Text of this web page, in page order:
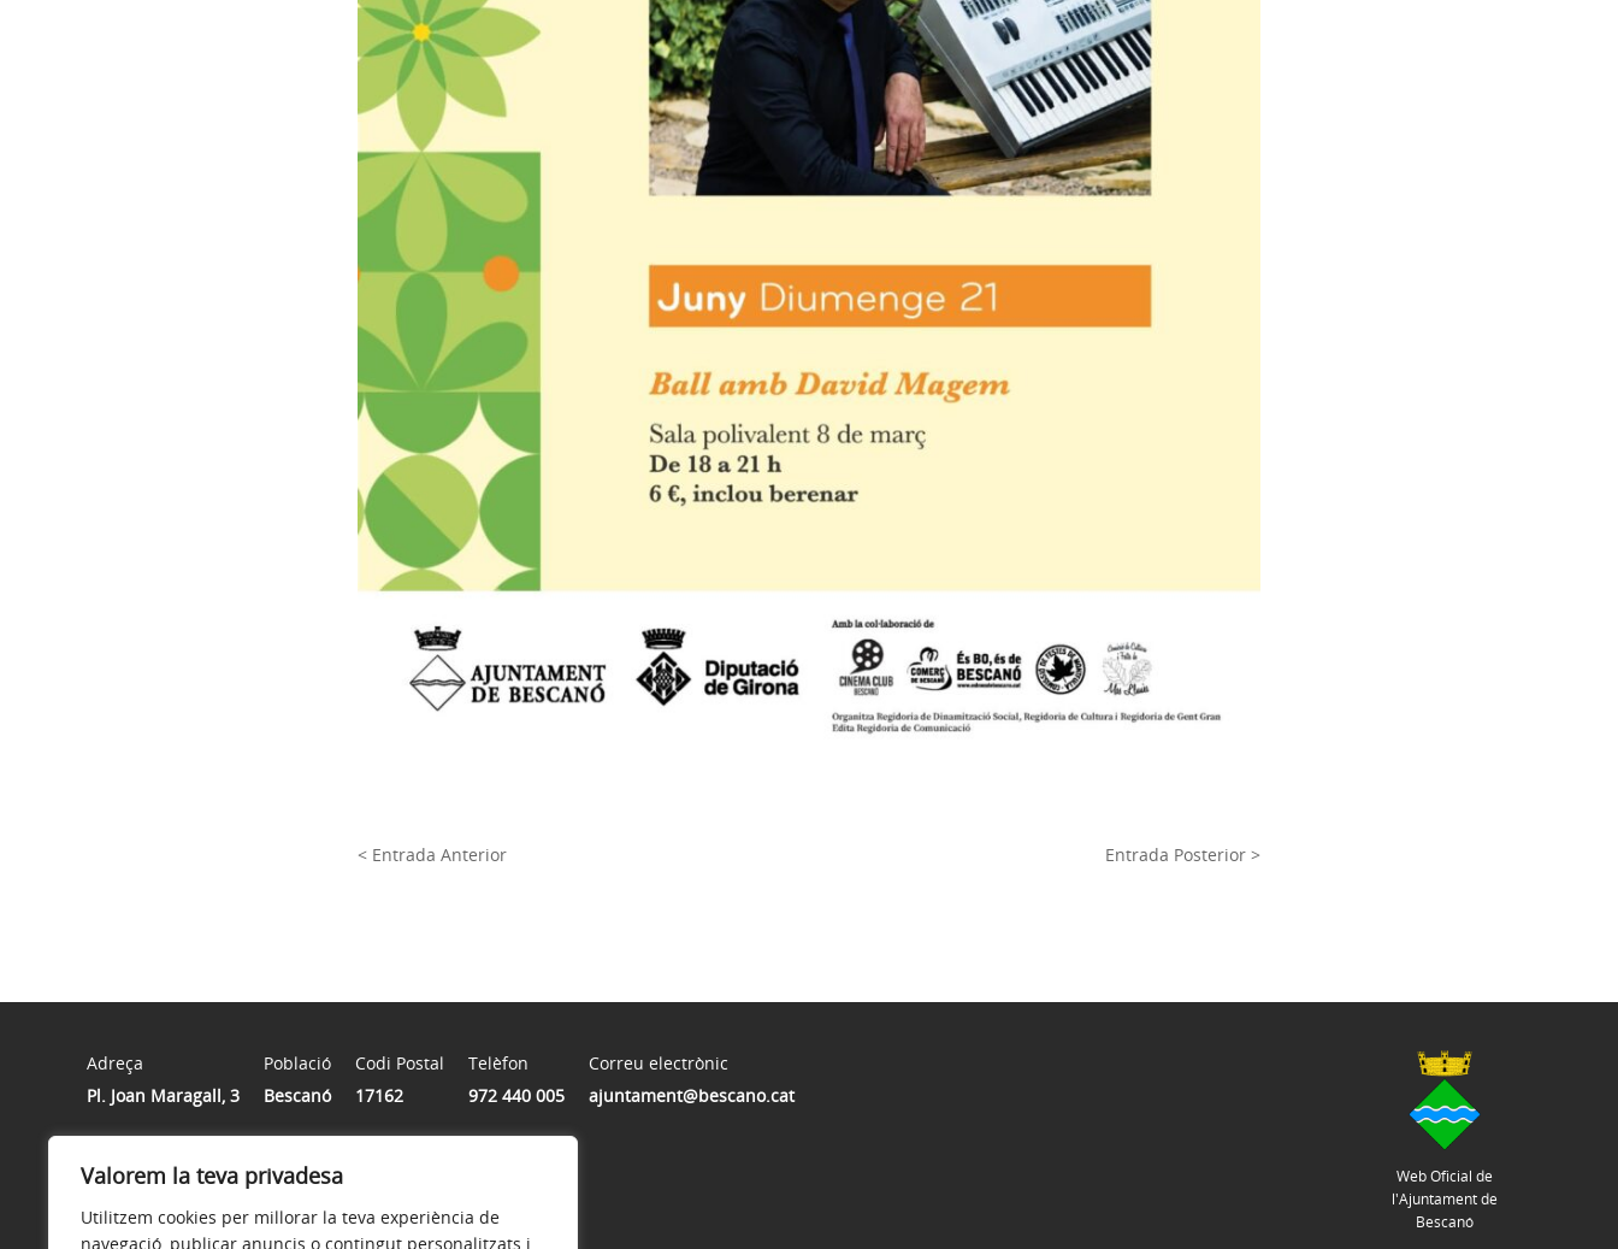
Valorem la teva privadesa
Utilitzem cookies per millorar la teva experiència de
navegació, publicar anuncis o contingut personalitzats i
< Entrada Anterior Entrada Posterior >
Adreça
Pl. Joan Maragall, 3
Població
Bescanó
Codi Postal
17162
Telèfon
972 440 005
Correu electrònic
ajuntament@bescano.cat
Horari
Web Oficial de
l'Ajuntament de
Bescanó